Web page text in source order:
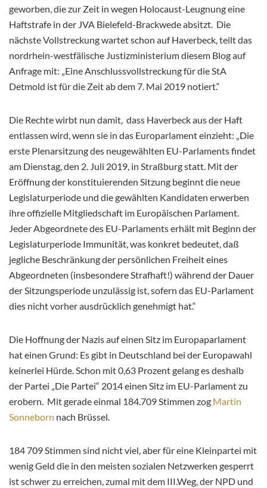
geworben, die zur Zeit in wegen Holocaust-Leugnung eine
Haftstrafe in der JVA Bielefeld-Brackwede absitzt. Die
nächste Vollstreckung wartet schon auf Haverbeck, teilt das
nordrhein-westfälische Justizministerium diesem Blog auf
Anfrage mit: „Eine Anschlussvollstreckung für die StA
Detmold ist für die Zeit ab dem 7. Mai 2019 notiert.“
Die Rechte wirbt nun damit, dass Haverbeck aus der Haft
entlassen wird, wenn sie in das Europarlament einzieht: „Die
erste Plenarsitzung des neugewählten EU-Parlaments findet
am Dienstag, den 2. Juli 2019, in Straßburg statt. Mit der
Eröffnung der konstituierenden Sitzung beginnt die neue
Legislaturperiode und die gewählten Kandidaten erwerben
ihre offizielle Mitgliedschaft im Europäischen Parlament.
Jeder Abgeordnete des EU-Parlaments erhält mit Beginn der
Legislaturperiode Immunität, was konkret bedeutet, daß
jegliche Beschränkung der persönlichen Freiheit eines
Abgeordneten (insbesondere Strafhaft!) während der Dauer
der Sitzungsperiode unzulässig ist, sofern das EU-Parlament
dies nicht vorher ausdrücklich genehmigt hat.“
Die Hoffnung der Nazis auf einen Sitz im Europaparlament
hat einen Grund: Es gibt in Deutschland bei der Europawahl
keinerlei Hürde. Schon mit 0,63 Prozent gelang es deshalb
der Partei „Die Partei“ 2014 einen Sitz im EU-Parlament zu
erobern. Mit gerade einmal 184.709 Stimmen zog Martin
Sonneborn nach Brüssel.
184 709 Stimmen sind nicht viel, aber für eine Kleinpartei mit
wenig Geld die in den meisten sozialen Netzwerken gesperrt
ist schwer zu erreichen, zumal mit dem III.Weg, der NPD und